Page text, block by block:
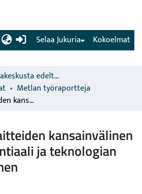
(current) Kokoelmat
Selaa Jukuria
Luonnonvarakeskusta edeltävien organisaatioiden sarjat
Metlan työraportteja
Metsänhoitolaitteiden kansainvälinen markkinapotentiaali ja teknologian kaupallistaminen
kansainvälinen
ja teknologian